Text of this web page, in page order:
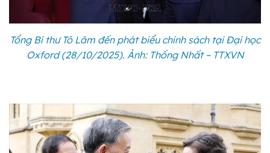
Tổng Bí thư Tô Lâm đến phát biểu chính sách tại Đại học
Oxford (28/10/2025). Ảnh: Thống Nhất – TTXVN